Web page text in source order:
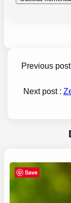
Previous
Next post :
Save